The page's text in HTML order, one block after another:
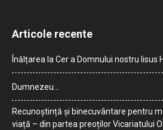
Articole recente
Înălțarea la Cer a Domnului nostru Iisus
Dumnezeu…
Recunoștință și binecuvântare pentru
viață – din partea preoților Vicariatului